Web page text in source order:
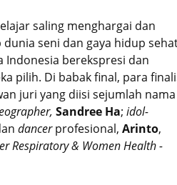
saling menghargai dan
seni dan gaya hidup
Indonesia berekspresi dan
pilih. Di babak final, para
juri yang diisi sejumlah nama
Sandree Ha; idol-
dancerprofesional, Arinto,
Respiratory & Women Health -